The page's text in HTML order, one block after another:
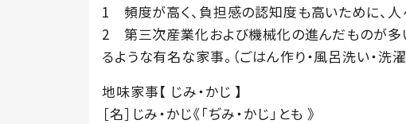
1 頻度が高く、負担感の認知度も高いために、
2 第三次産業化および機械化の進んだものが多
るような有名な家事。（ごはん作り・風呂洗い・洗濯
地味家事【 じみ・かじ 】
［名］じみ・かじ《「ぢみ・かじ」とも 》